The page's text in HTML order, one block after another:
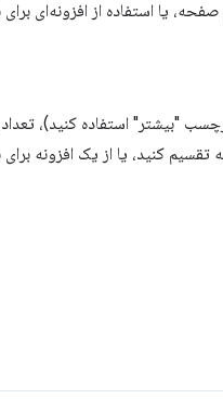
استفاده از افزونه‌ای برای
"بیشتر" استفاده کنید)،
کنید، یا از یک افزونه برای